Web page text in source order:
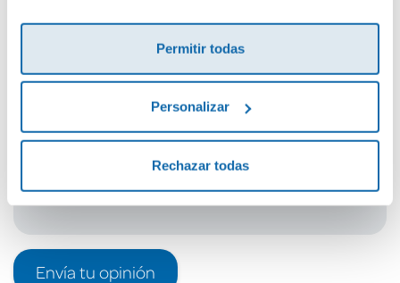
Permitir todas
Personalizar
Rechazar todas
Debes iniciar sesión para poder valorarlo
Envía tu opinión